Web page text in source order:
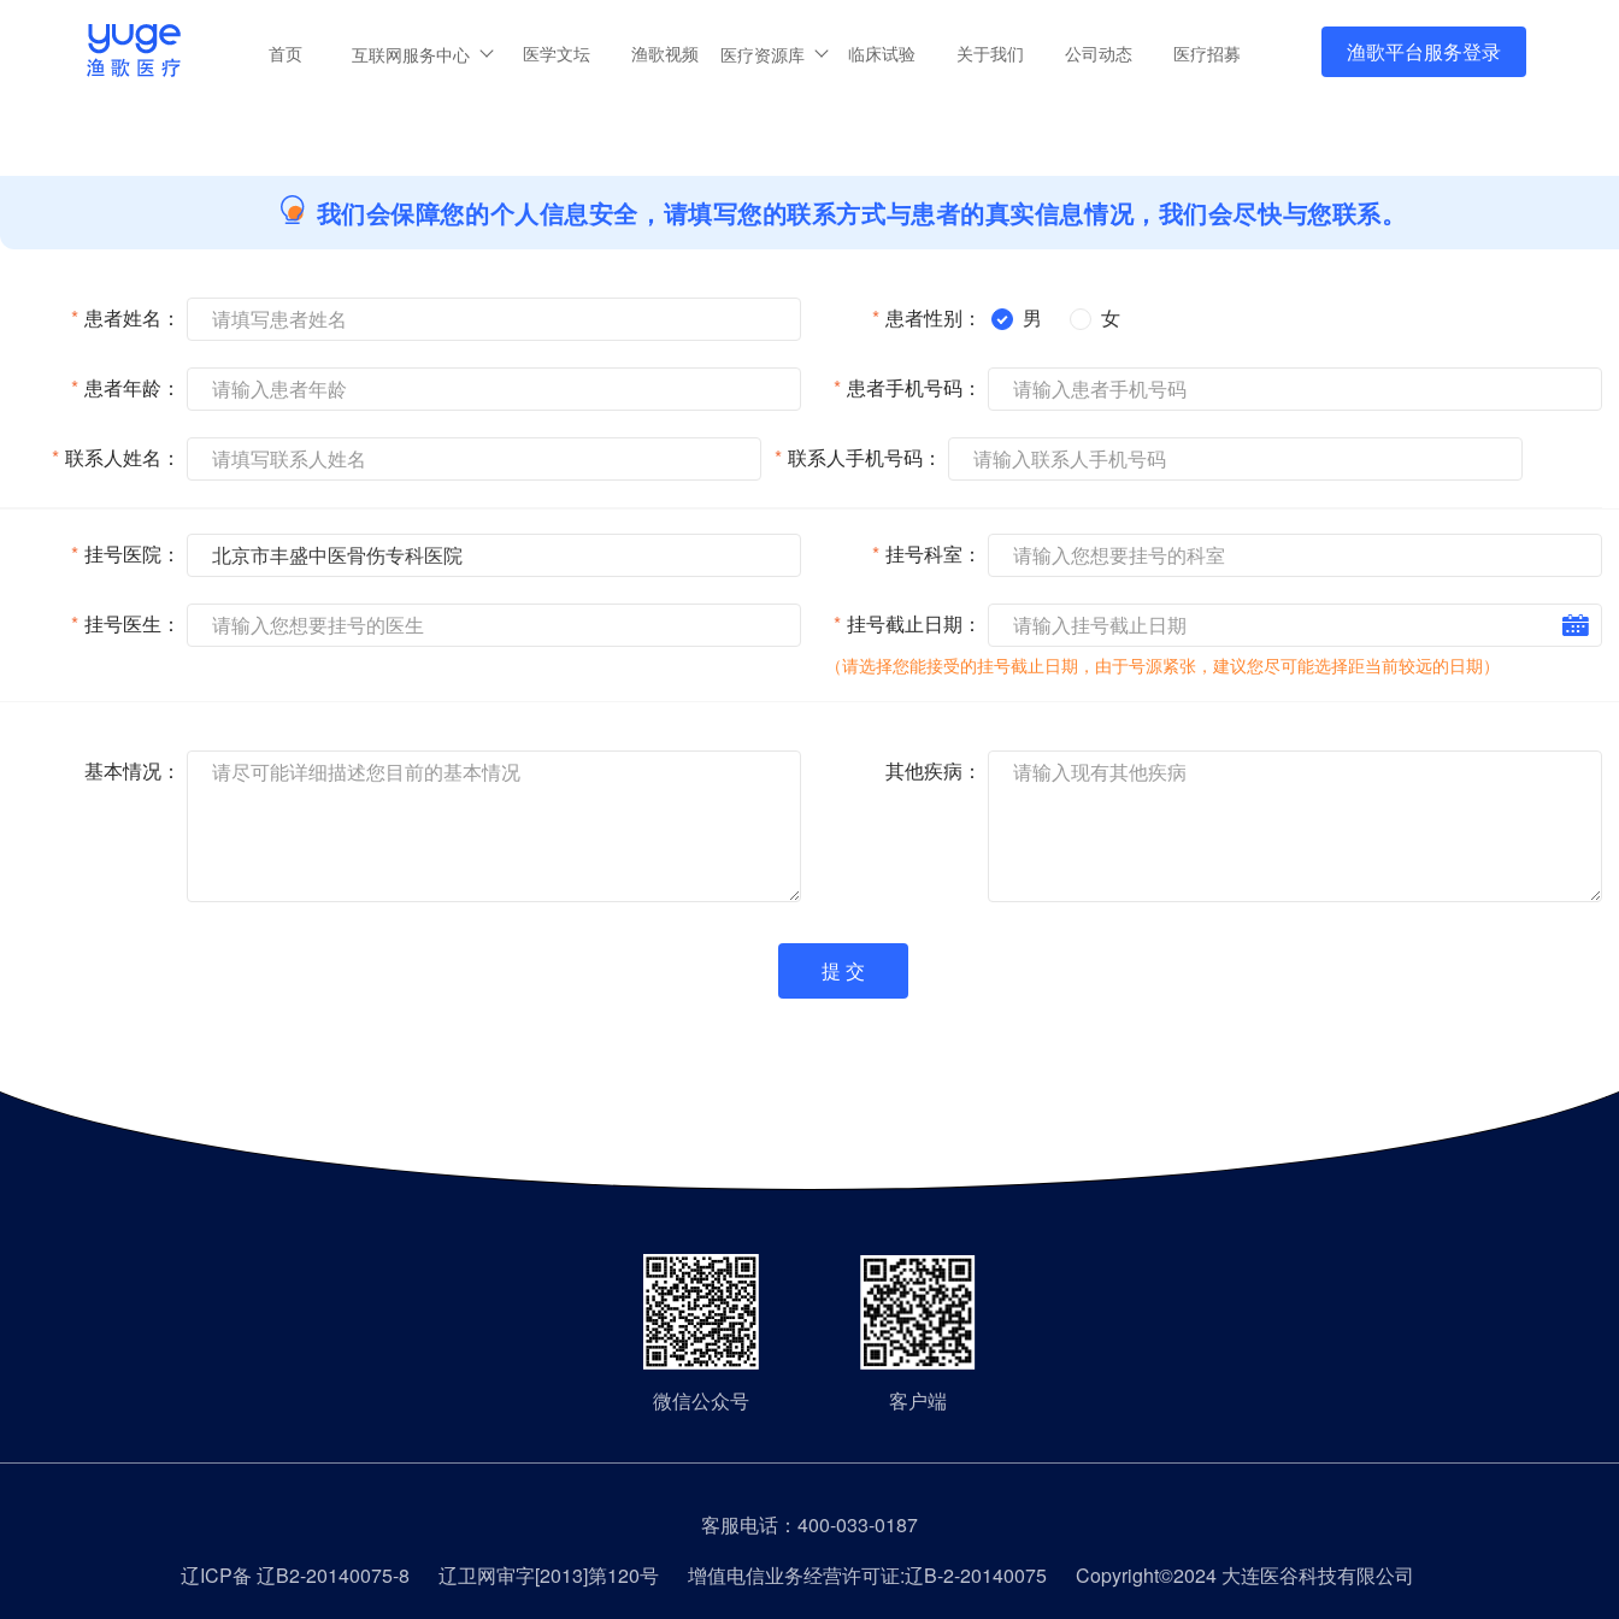
首页 互联网服务中心 医学文坛 渔歌视频 医疗资源库 临床试验 关于我们 公司动态 医疗招募 渔歌平台服务登录
我们会保障您的个人信息安全，请填写您的联系方式与患者的真实信息情况，我们会尽快与您联系。
* 患者姓名： * 患者性别： 男 女
* 患者年龄： * 患者手机号码：
* 联系人姓名： * 联系人手机号码：
* 挂号医院： * 挂号科室：
* 挂号医生： * 挂号截止日期：
（请选择您能接受的挂号截止日期，由于号源紧张，建议您尽可能选择距当前较远的日期）
基本情况： 其他疾病：
提 交
微信公众号 客户端
客服电话： 400-033-0187
辽ICP备 辽B2-20140075-8
辽卫网审字[2013]第120号 增值电信业务经营许可证:辽B-2-20140075 Copyright©2024 大连医谷科技有限公司